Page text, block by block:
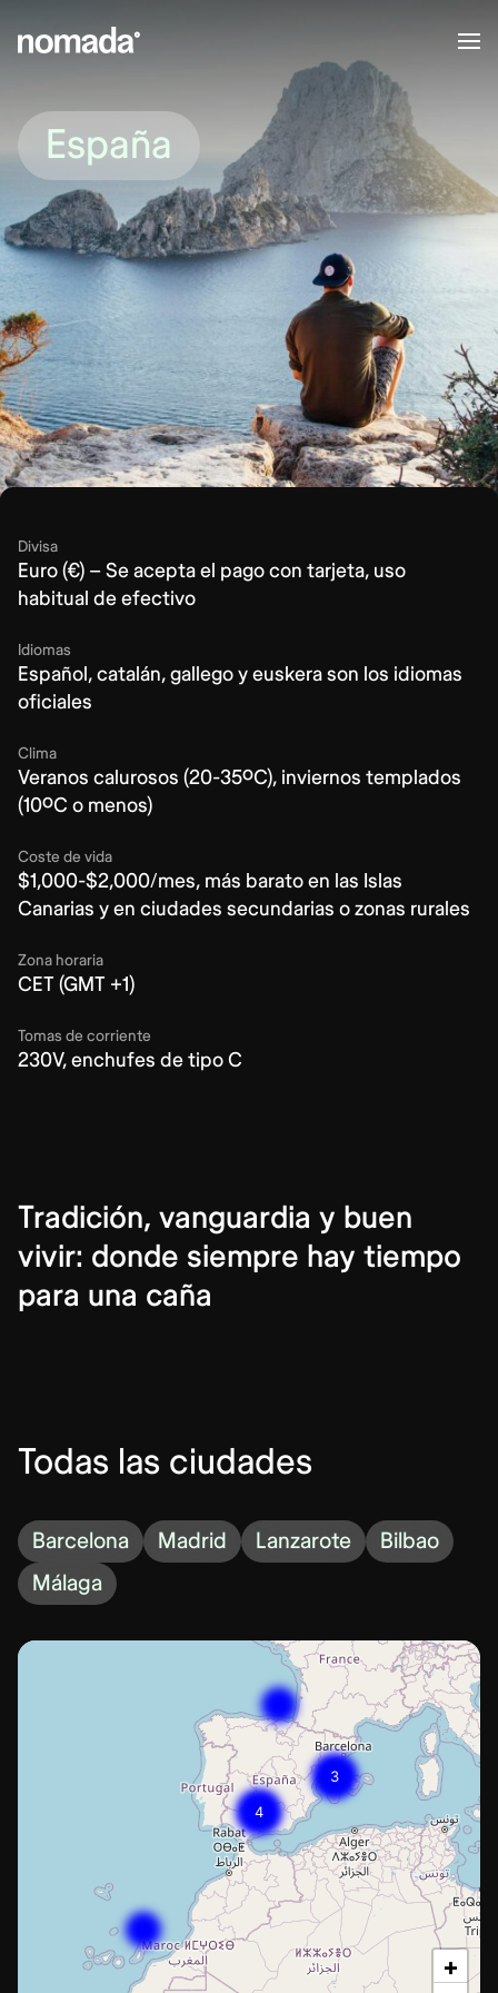
España
Divisa
Euro (€) – Se acepta el pago con tarjeta, uso
habitual de efectivo
Idiomas
Español, catalán, gallego y euskera son los idiomas
oficiales
Clima
Veranos calurosos (20-35ºC), inviernos templados
(10ºC o menos)
Coste de vida
$1,000-$2,000/mes, más barato en las Islas
Canarias y en ciudades secundarias o zonas rurales
Zona horaria
CET (GMT +1)
Tomas de corriente
230V, enchufes de tipo C
Tradición, vanguardia y buen
vivir: donde siempre hay tiempo
para una caña
Todas las ciudades
Barcelona Madrid Lanzarote
Bilbao
Málaga
3
4
+